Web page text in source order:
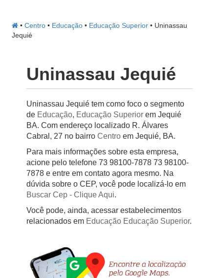
• Centro • Educação • Educação Superior •Uninassau
Jequié
Uninassau Jequié
Uninassau Jequié tem como foco o segmento
de Educação, Educação Superiorem Jequié
BA. Com endereço localizado R. Álvares
Cabral, 27 no bairro Centro em Jequié, BA.
Para mais informações sobre esta empresa,
acione pelo telefone 73 98100-7878 73 98100-
7878 e entre em contato agora mesmo. Na
dúvida sobre o CEP, você pode localizá-lo em
Buscar Cep - Clique Aqui.
Você pode, ainda, acessar estabelecimentos
relacionados em Educação Educação Superior.